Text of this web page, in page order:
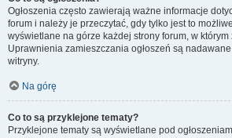
Ogłoszenia często zawierają ważne informacje
forum i należy je przeczytać, gdy tylko jest to
wyświetlane na górze każdej strony forum, w którym
Uprawnienia zamieszczania ogłoszeń są
witryny.
Na górę
Co to są przyklejone tematy?
Przyklejone tematy są wyświetlane pod